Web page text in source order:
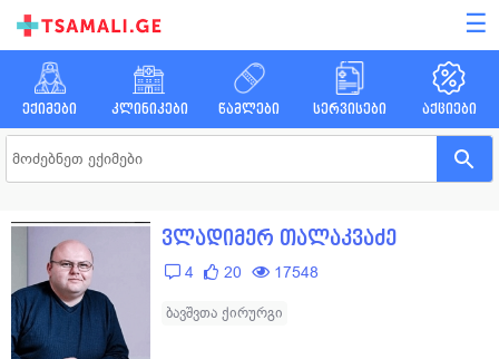
☰
ექიმები კლინიკები წამლები სერვისები აქციები
ვლადიმერ თალაკვაძე
4 20 17548
ბავშვთა ქირურგი